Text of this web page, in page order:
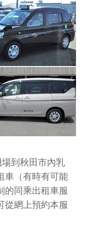
到秋⽥市內乳
⾞（有時有可能
的同乘出租⾞服
從網上預約本服